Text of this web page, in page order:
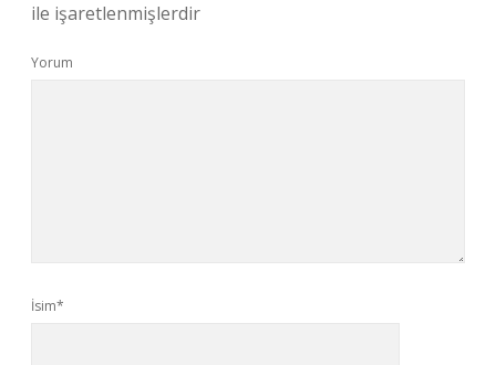
ile işaretlenmişlerdir
Yorum
İsim*